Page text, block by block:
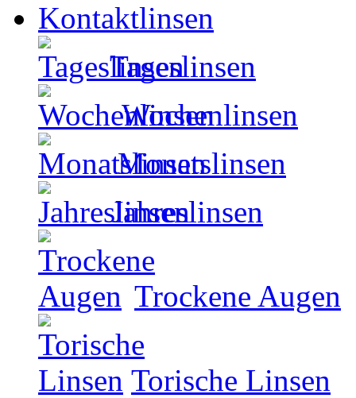
Kontaktlinsen
Tageslinsen
Wochenlinsen
Monatslinsen
Jahreslinsen
Trockene Augen
Torische Linsen